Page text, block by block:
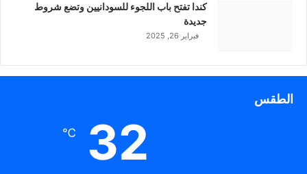
كندا تفتح باب اللجوء للسودانيين وتضع شروط
جديدة
فبراير 26, 2025
الطقس
32
℃